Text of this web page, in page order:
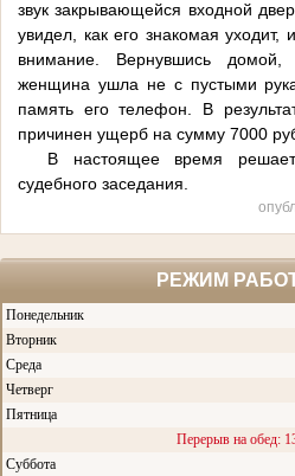
звук закрывающейся входной
увидел, как его знакомая
внимание. Вернувшись
женщина ушла не с пустыми
память его телефон. В
причинен ущерб на сумму 7000
В настоящее время
судебного заседания.
РЕЖИМ
Понедельник
Вторник
Среда
Четверг
Пятница
Перерыв на обед:
Суббота